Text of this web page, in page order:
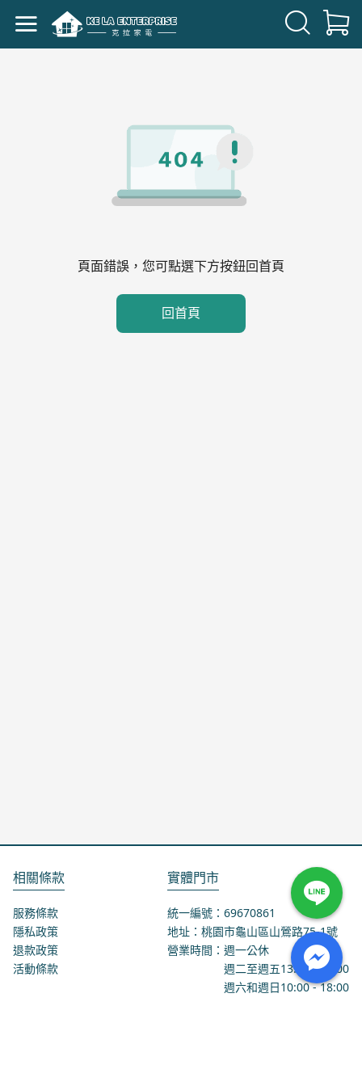
頁面錯誤，您可點選下方按鈕回首頁
回首頁
相關條款
服務條款
隱私政策
退款政策
活動條款
實體門市
統一編號：69670861
地址：桃園市龜山區山鶯路75-1號
營業時間：週一公休
週二至週五13:00 - 18:00
週六和週日10:00 - 18:00